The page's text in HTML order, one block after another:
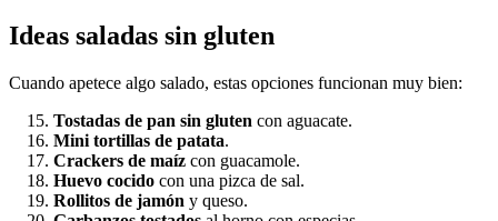
Ideas saladas sin gluten
Cuando apetece algo salado, estas opciones funcionan muy bien:
Tostadas de pan sin gluten con aguacate.
Mini tortillas de patata.
Crackers de maíz con guacamole.
Huevo cocido con una pizca de sal.
Rollitos de jamón y queso.